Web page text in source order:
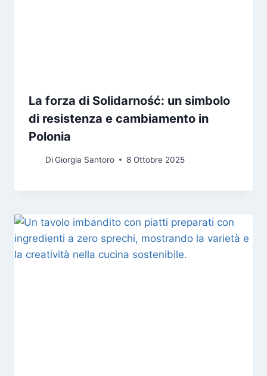
La forza di Solidarność: un simbolo
di resistenza e cambiamento in
Polonia
DiGiorgia Santoro 8 Ottobre 2025